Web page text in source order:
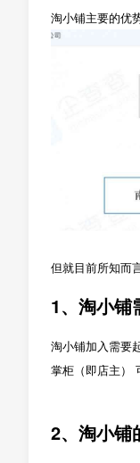
淘小铺主要的优
但就目前所知而
1、淘小
淘小铺加入需要
掌柜（即店主）
2、淘小铺